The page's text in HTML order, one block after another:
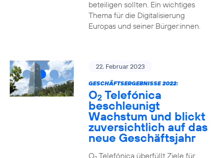
beteiligen sollten. Ein wichtiges
Thema für die Digitalisierung
Europas und seiner Bürger:innen.
22. Februar 2023
GESCHÄFTSERGEBNISSE 2022:
O2 Telefónica
beschleunigt
Wachstum und blickt
zuversichtlich auf das
neue Geschäftsjahr
O Telefónica überfüllt Ziele für